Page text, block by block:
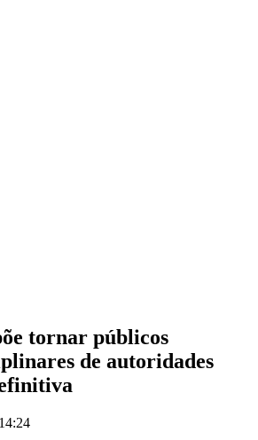
tornar públicos
de autoridades